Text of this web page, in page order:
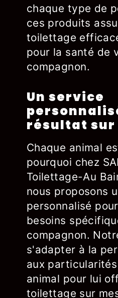
chaque type de
ces produits
toilettage
pour la santé de
compagnon.
Un service
résultat sur
Chaque animal
pourquoi chez
Toilettage-Au
nous proposons
personnalisé
besoins
compagnon.
s'adapter à la
aux
animal pour lui
toilettage sur